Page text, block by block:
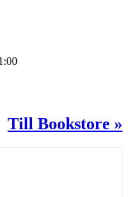
Till Bookstore »